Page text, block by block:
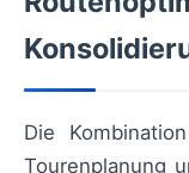
Die
Tourenplanung